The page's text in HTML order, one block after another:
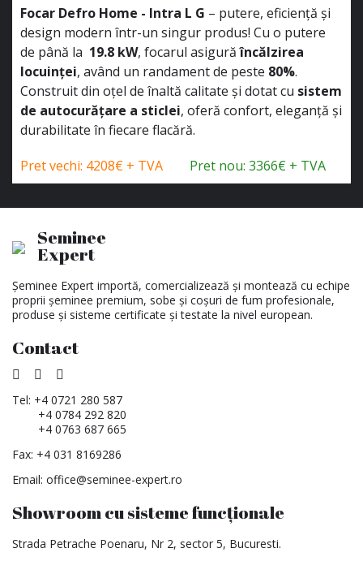
Focar Defro Home - Intra L G – putere, eficiență și
design modern într-un singur produs! Cu o putere
de până la 19.8 kW, focarul asigurăîncălzirea
locuinței, având un randament de peste 80%.
Construit din oțel de înaltă calitate și dotat cu sistem
de autocurățare a sticlei, oferă confort, eleganță și
durabilitate în fiecare flacără.
Pret vechi: 4208€ + TVA
Pret nou: 3366€ + TVA
Seminee
Expert
Șeminee Expert importă, comercializează și montează cu echipe
proprii șeminee premium, sobe și coșuri de fum profesionale,
produse și sisteme certificate și testate la nivel european.
Contact
Tel: +4 0721 280 587
+4 0784 292 820
+4 0763 687 665
Fax: +4 031 8169286
Email: office@seminee-expert.ro
Showroom cu sisteme funcționale
Strada Petrache Poenaru, Nr 2, sector 5, Bucuresti.